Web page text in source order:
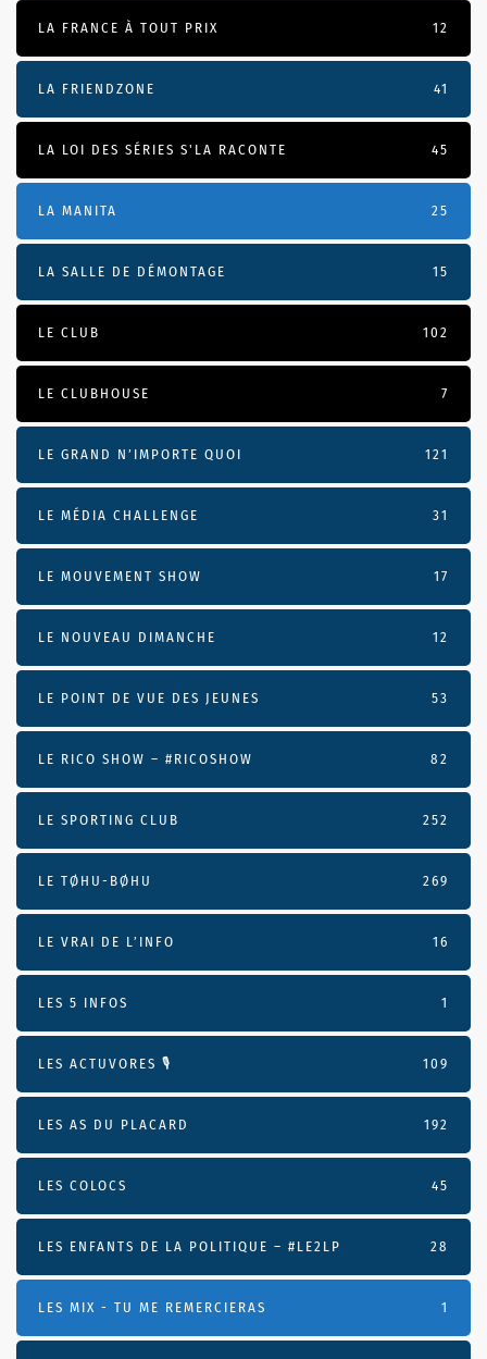
LA FRANCE À TOUT PRIX 12
LA FRIENDZONE 41
LA LOI DES SÉRIES S'LA RACONTE 45
LA MANITA 25
LA SALLE DE DÉMONTAGE 15
LE CLUB 102
LE CLUBHOUSE 7
LE GRAND N’IMPORTE QUOI 121
LE MÉDIA CHALLENGE 31
LE MOUVEMENT SHOW 17
LE NOUVEAU DIMANCHE 12
LE POINT DE VUE DES JEUNES 53
LE RICO SHOW – #RICOSHOW 82
LE SPORTING CLUB 252
LE TØHU-BØHU 269
LE VRAI DE L’INFO 16
LES 5 INFOS 1
LES ACTUVORES 🎙 109
LES AS DU PLACARD 192
LES COLOCS 45
LES ENFANTS DE LA POLITIQUE – #LE2LP 28
LES MIX - TU ME REMERCIERAS 1